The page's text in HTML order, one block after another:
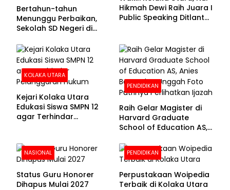
Bertahun-tahun
Menunggu Perbaikan,
Sekolah SD Negeri di
Beralas Tanah dan
Dinding Bolong-bolong
Hikmah Dewi Raih Juara I
Public Speaking Ditlantas
Bhayangkara ke-80
KOLAKA UTARA
Kejari Kolaka Utara
Edukasi Siswa SMPN 12
agar Terhindar
PENDIDIKAN
Raih Gelar Magister di
Harvard Graduate
School of Education AS,
Foto Putrinya Perlihatkan
Ijazah
NASIONAL
Status Guru Honorer
Dihapus Mulai 2027
PENDIDIKAN
Perpustakaan Woipedia
Terbaik di Kolaka Utara